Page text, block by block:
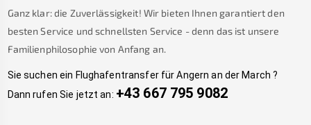
Ganz klar: die Zuverlässigkeit! Wir bieten Ihnen garantiert den
besten Service und schnellsten Service - denn das ist unsere
Familienphilosophie von Anfang an.
Sie suchen ein Flughafentransfer für Angern an der March ?
Dann rufen Sie jetzt an: +43 667 795 9082